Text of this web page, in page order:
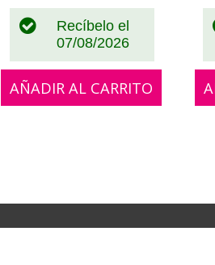
Recíbelo el
07/08/2026
AÑADIR AL CARRITO